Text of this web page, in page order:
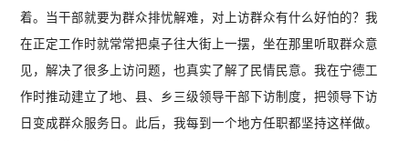
着。当干部就要为群众排忧解难，对上访群众有什么好怕的？我
在正定工作时就常常把桌子往大街上一摆，坐在那里听取群众意
见，解决了很多上访问题，也真实了解了民情民意。我在宁德工
作时推动建立了地、县、乡三级领导干部下访制度，把领导下访
日变成群众服务日。此后，我每到一个地方任职都坚持这样做。